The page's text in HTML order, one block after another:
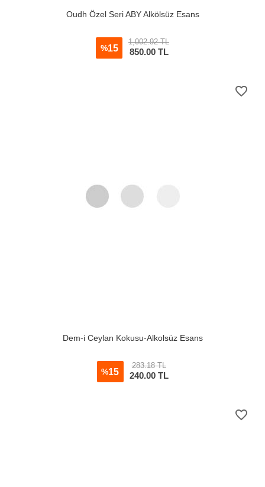
Oudh Özel Seri ABY Alkölsüz Esans
%15
1,002.92 TL
850.00TL
favorite_border
Dem-i Ceylan Kokusu-Alkolsüz Esans
%15
283.18 TL
240.00TL
favorite_border